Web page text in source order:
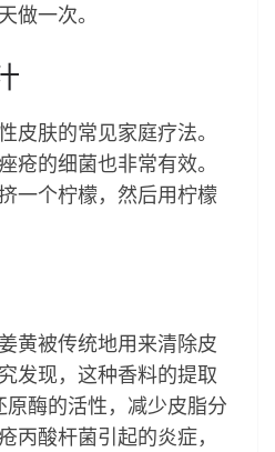
做一次。
皮肤的常见家庭疗法。
疮的细菌也非常有效。
一个柠檬，然后用柠檬
黄被传统地用来清除皮
发现，这种香料的提取
酶的活性，减少皮脂分
丙酸杆菌引起的炎症，